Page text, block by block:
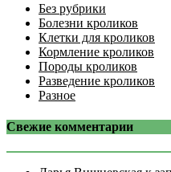
Без рубрики
Болезни кроликов
Клетки для кроликов
Кормление кроликов
Породы кроликов
Разведение кроликов
Разное
Свежие комментарии